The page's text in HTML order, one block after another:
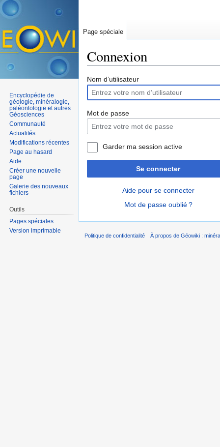
Connexion
Nom d’utilisateur
Mot de passe
Garder ma session active
Se connecter
Aide pour se connecter
Mot de passe oublié ?
Page spéciale
Encyclopédie de
géologie, minéralogie,
paléontologie et autres
Géosciences
Communauté
Actualités
Modifications récentes
Page au hasard
Aide
Créer une nouvelle
page
Galerie des nouveaux
fichiers
Outils
Pages spéciales
Version imprimable
Politique de confidentialité À propos de Géowiki :